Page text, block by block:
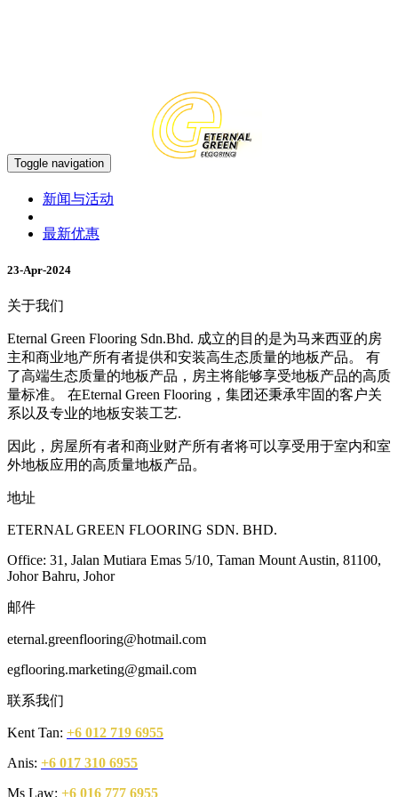
Toggle navigation
新闻与活动
最新优惠
23-Apr-2024
关于我们
Eternal Green Flooring Sdn.Bhd. 成立的目的是为马来西亚的房
主和商业地产所有者提供和安装高生态质量的地板产品。 有
了高端生态质量的地板产品，房主将能够享受地板产品的高质
量标准。 在Eternal Green Flooring，集团还秉承牢固的客户关
系以及专业的地板安装工艺.
因此，房屋所有者和商业财产所有者将可以享受用于室内和室
外地板应用的高质量地板产品。
地址
ETERNAL GREEN FLOORING SDN. BHD.
Office: 31, Jalan Mutiara Emas 5/10, Taman Mount Austin, 81100,
Johor Bahru, Johor
邮件
eternal.greenflooring@hotmail.com
egflooring.marketing@gmail.com
联系我们
Kent Tan: +6 012 719 6955
Anis: +6 017 310 6955
Ms Law: +6 016 777 6955